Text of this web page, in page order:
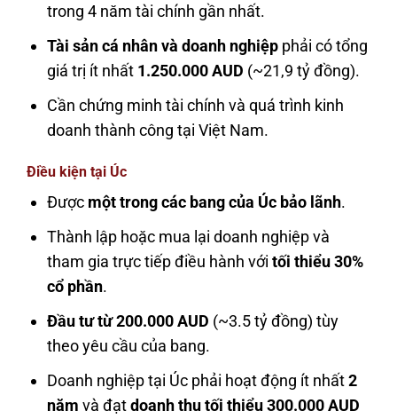
trong 4 năm tài chính gần nhất.
Tài sản cá nhân và doanh nghiệp phải có tổng
giá trị ít nhất 1.250.000 AUD (~21,9 tỷ đồng).
Cần chứng minh tài chính và quá trình kinh
doanh thành công tại Việt Nam.
Điều kiện tại Úc
Được một trong các bang của Úc bảo lãnh.
Thành lập hoặc mua lại doanh nghiệp và
tham gia trực tiếp điều hành vớitối thiểu 30%
cổ phần.
Đầu tư từ 200.000 AUD (~3.5 tỷ đồng) tùy
theo yêu cầu của bang.
Doanh nghiệp tại Úc phải hoạt động ít nhất2
năm và đạtdoanh thu tối thiểu 300.000 AUD